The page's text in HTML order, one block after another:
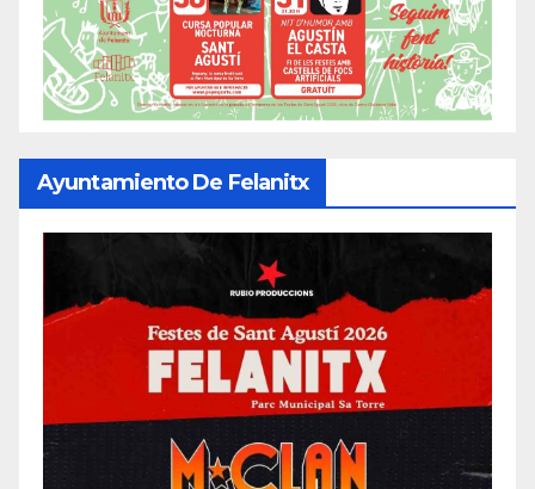
Ayuntamiento De Felanitx